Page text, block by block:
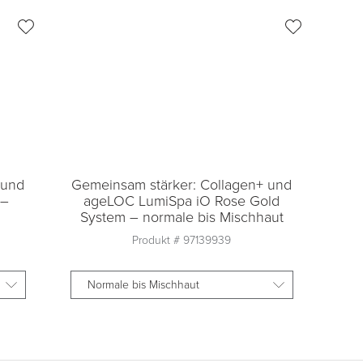
Gemeinsam stärker: Collagen+ und
ageLOC LumiSpa iO Rose Gold
System – normale bis Mischhaut
Produkt # 97139939
Normale bis Mischhaut